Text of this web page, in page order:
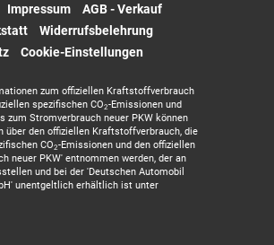
Impressum
AGB - Verkauf
Widerrufsbelehrung
Cookie-Einstellungen
zum offiziellen Kraftstoffverbrauch
spezifischen CO2-Emissionen und
zum Stromverbrauch neuer PKW können
über den offiziellen Kraftstoffverbrauch, die
CO2-Emissionen und den offiziellen
neuer PKW' entnommen werden, der an
und bei der 'Deutschen Automobil
unentgeltlich erhältlich ist unter